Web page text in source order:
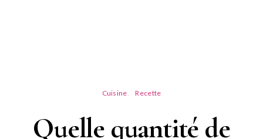
Cuisine Recette
Quelle quantité de